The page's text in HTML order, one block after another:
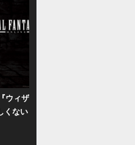
ウィザ
くない